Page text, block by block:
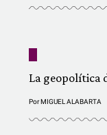
La geopolítica
PorMIGUEL ALABARTA